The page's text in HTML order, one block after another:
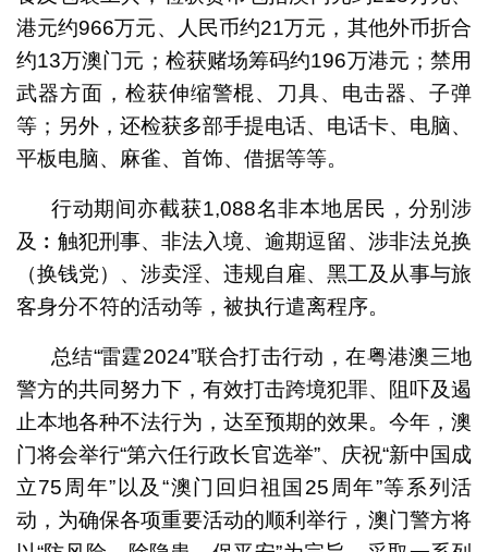
港元约966万元、人民币约21万元，其他外币折合
约13万澳门元；检获赌场筹码约196万港元；禁用
武器方面，检获伸缩警棍、刀具、电击器、子弹
等；另外，还检获多部手提电话、电话卡、电脑、
平板电脑、麻雀、首饰、借据等等。
行动期间亦截获1,088名非本地居民，分别涉
及︰触犯刑事、非法入境、逾期逗留、涉非法兑换
（换钱党）、涉卖淫、违规自雇、黑工及从事与旅
客身分不符的活动等，被执行遣离程序。
总结“雷霆2024”联合打击行动，在粤港澳三地
警方的共同努力下，有效打击跨境犯罪、阻吓及遏
止本地各种不法行为，达至预期的效果。今年，澳
门将会举行“第六任行政长官选举”、庆祝“新中国成
立75周年”以及“澳门回归祖国25周年”等系列活
动，为确保各项重要活动的顺利举行，澳门警方将